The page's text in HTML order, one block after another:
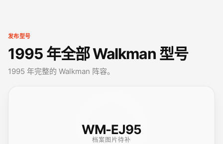
发布型号
1995 年全部 Walkman 型号
1995 年完整的 Walkman 阵容。
WM-EJ95
档案图片待补